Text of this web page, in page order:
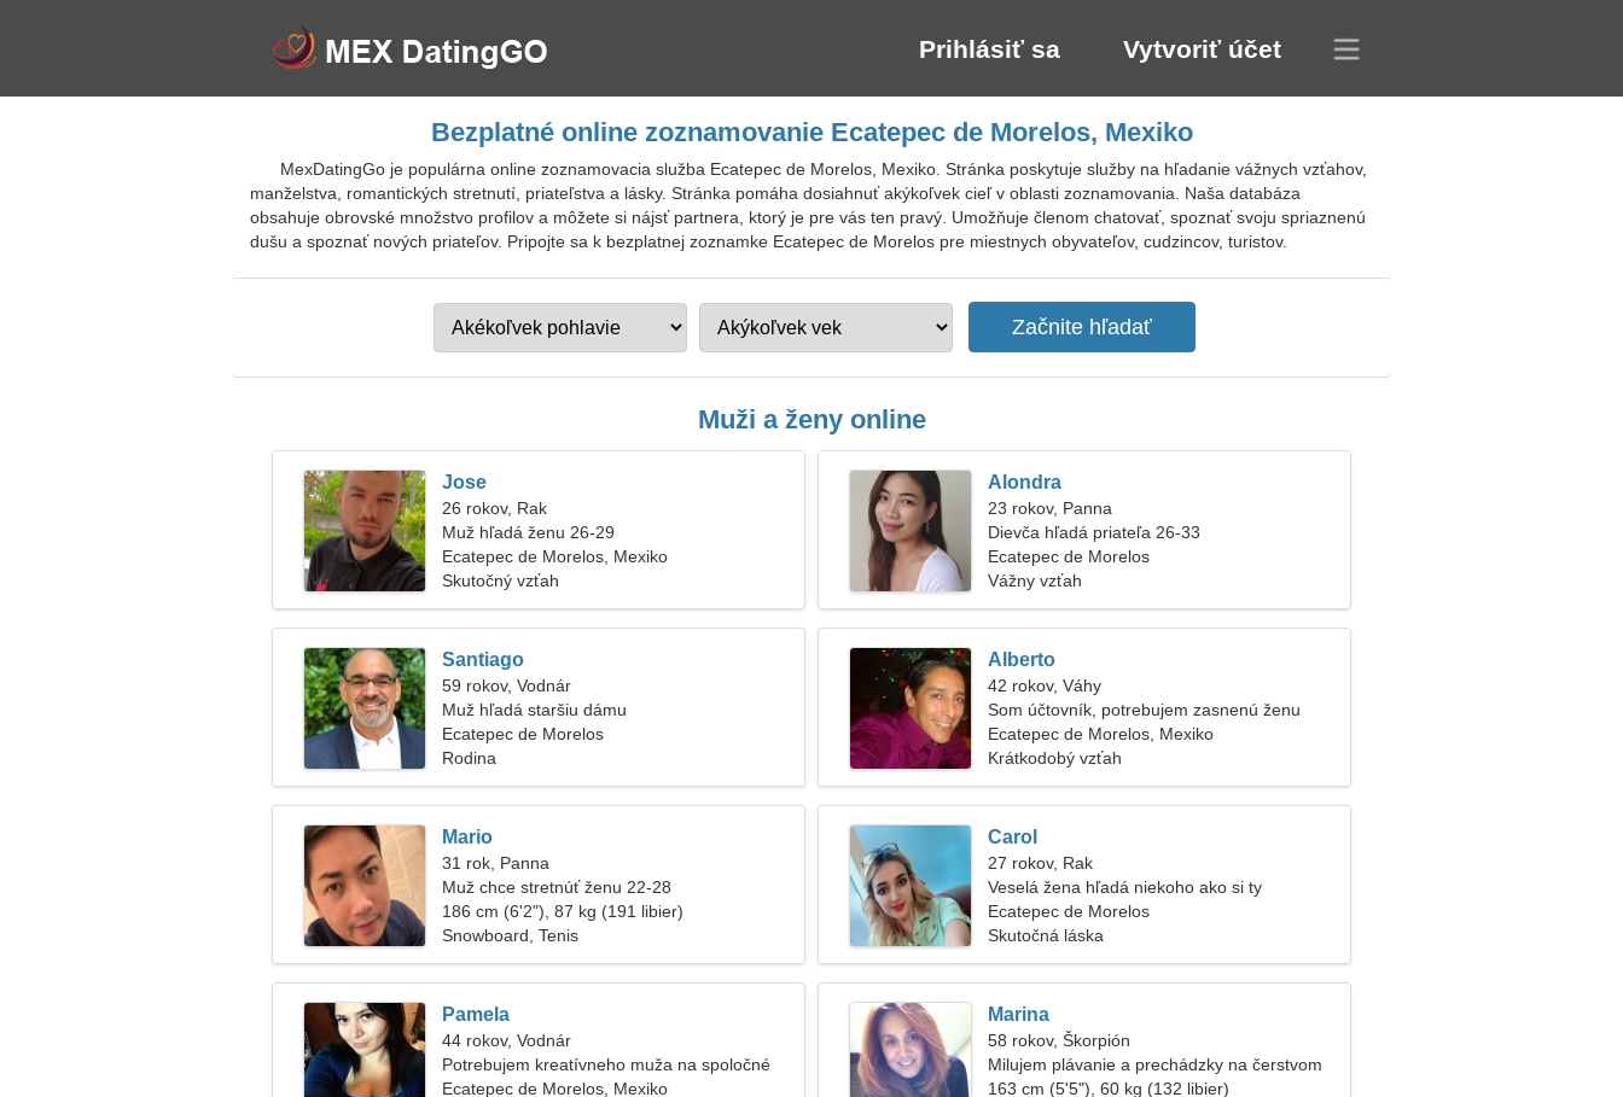
Prihlásiť sa Vytvoriť účet
Bezplatné online zoznamovanie Ecatepec de Morelos, Mexiko
MexDatingGo je populárna online zoznamovacia služba Ecatepec de Morelos, Mexiko. Stránka poskytuje služby na hľadanie vážnych vzťahov,
manželstva, romantických stretnutí, priateľstva a lásky. Stránka pomáha dosiahnuť akýkoľvek cieľ v oblasti zoznamovania. Naša databáza
obsahuje obrovské množstvo profilov a môžete si nájsť partnera, ktorý je pre vás ten pravý. Umožňuje členom chatovať, spoznať svoju spriaznenú
dušu a spoznať nových priateľov. Pripojte sa k bezplatnej zoznamke Ecatepec de Morelos pre miestnych obyvateľov, cudzincov, turistov.
Muži a ženy online
Jose
26 rokov, Rak
Muž hľadá ženu 26-29
Ecatepec de Morelos, Mexiko
Skutočný vzťah
Alondra
23 rokov, Panna
Dievča hľadá priateľa 26-33
Ecatepec de Morelos
Vážny vzťah
Santiago
59 rokov, Vodnár
Muž hľadá staršiu dámu
Ecatepec de Morelos
Rodina
Alberto
42 rokov, Váhy
Som účtovník, potrebujem zasnenú ženu
Ecatepec de Morelos, Mexiko
Krátkodobý vzťah
Mario
31 rok, Panna
Muž chce stretnúť ženu 22-28
186 cm (6'2"), 87 kg (191 libier)
Snowboard, Tenis
Carol
27 rokov, Rak
Veselá žena hľadá niekoho ako si ty
Ecatepec de Morelos
Skutočná láska
Pamela
44 rokov, Vodnár
Potrebujem kreatívneho muža na spoločné
lyžovanie
Ecatepec de Morelos, Mexiko
Marina
58 rokov, Škorpión
Milujem plávanie a prechádzky na čerstvom
vzduchu
163 cm (5'5"), 60 kg (132 libier)